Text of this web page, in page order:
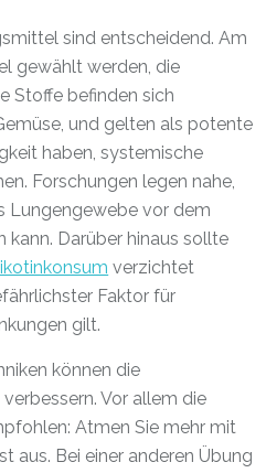
sind entscheidend. Am
gewählt werden, die
Stoffe befinden sich
und gelten als potente
haben, systemische
Forschungen legen nahe,
Lungengewebe vor dem
Darüber hinaus sollte
verzichtet
Faktor für
gilt.
können die
Vor allem die
Atmen Sie mehr mit
aus. Bei einer anderen Übung